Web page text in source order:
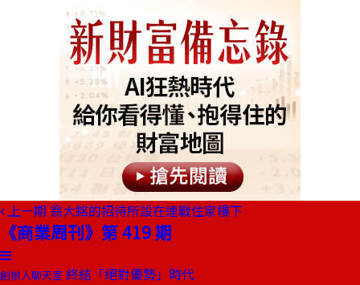
上一期 翁大銘的招待所設在連戰住家樓下
《商業周刊》第 419 期
創辦人聊天室 終結「絕對優勢」時代